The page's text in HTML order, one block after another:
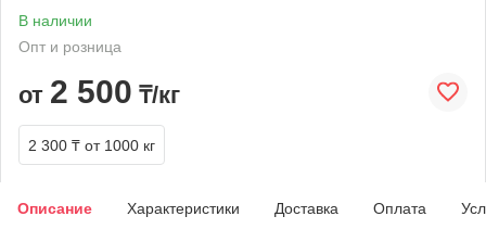
В наличии
Опт и розница
от 2 500 ₸/кг
2 300 ₸ от 1000 кг
Описание Характеристики Доставка Оплата